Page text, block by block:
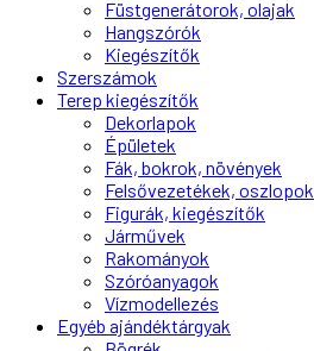
Füstgenerátorok, olajak
Hangszórók
Kiegészítők
Szerszámok
Terep kiegészítők
Dekorlapok
Épületek
Fák, bokrok, növények
Felsővezetékek, oszlopok
Figurák, kiegészítők
Járművek
Rakományok
Szóróanyagok
Vízmodellezés
Egyéb ajándéktárgyak